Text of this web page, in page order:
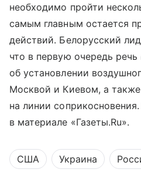
необходимо пройти
самым главным остается
действий. Белорусский
что в первую очередь
об установлении
Москвой и Киевом, а
на линии
в материале «Газеты.Ru».
США Украина